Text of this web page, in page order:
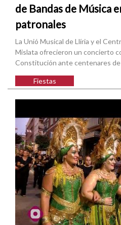
de Bandas de Música
patronales
La Unió Musical de Llíria y el
Mislata ofrecieron un concierto
Constitución ante centenares
Fiestas